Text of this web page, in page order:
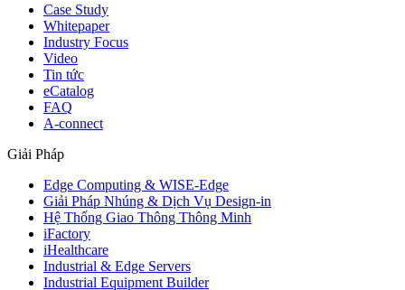
Case Study
Whitepaper
Industry Focus
Video
Tin tức
eCatalog
FAQ
A-connect
Giải Pháp
Edge Computing & WISE-Edge
Giải Pháp Nhúng & Dịch Vụ Design-in
Hệ Thống Giao Thông Thông Minh
iFactory
iHealthcare
Industrial & Edge Servers
Industrial Equipment Builder